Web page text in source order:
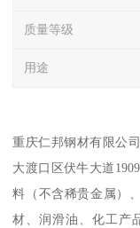
质量等级
用途
重庆仁邦钢材有限公
大渡口区伏牛大道
料（不含稀贵金属）
材、润滑油、化工产